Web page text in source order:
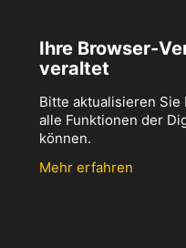
Ihre Browser-
veraltet
Bitte aktualisieren Sie
alle Funktionen der
können.
Mehr erfahren